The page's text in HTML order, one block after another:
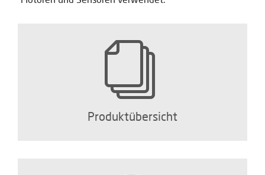
Produktübersicht